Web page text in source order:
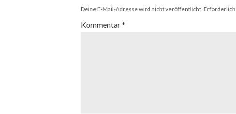
Deine E-Mail-Adresse wird nicht veröffentlicht.
Kommentar*